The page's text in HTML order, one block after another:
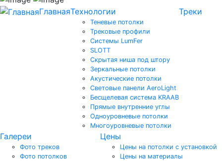
ГлавнаяТехнологии
Теневые потолки
Трековые профили
Системы LumFer
SLOTT
Скрытая ниша под штору
Зеркальные потолки
Акустические потолки
Световые панели AeroLight
Бесщелевая система KRAAB
Прямые внутренние углы
Одноуровневые потолки
Многоуровневые потолки
Треки
Галереи
Фото треков
Фото потолков
Цены
Цены на потолки с установкой
Цены на материалы